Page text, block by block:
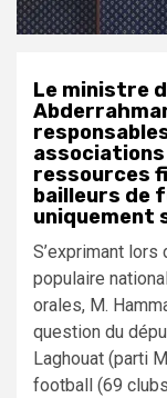
Le ministre
ressources
bailleurs de
uniquement
S’exprimant lors
populaire
orales, M.
question du
Laghouat (parti
football (69